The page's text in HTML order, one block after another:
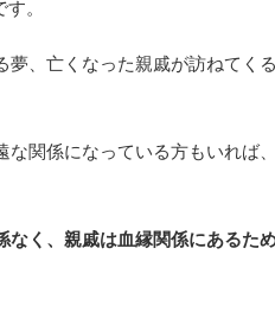
。
、亡くなった親戚が訪ねてく
関係になっている方もいれば
く、親戚は血縁関係にあるた